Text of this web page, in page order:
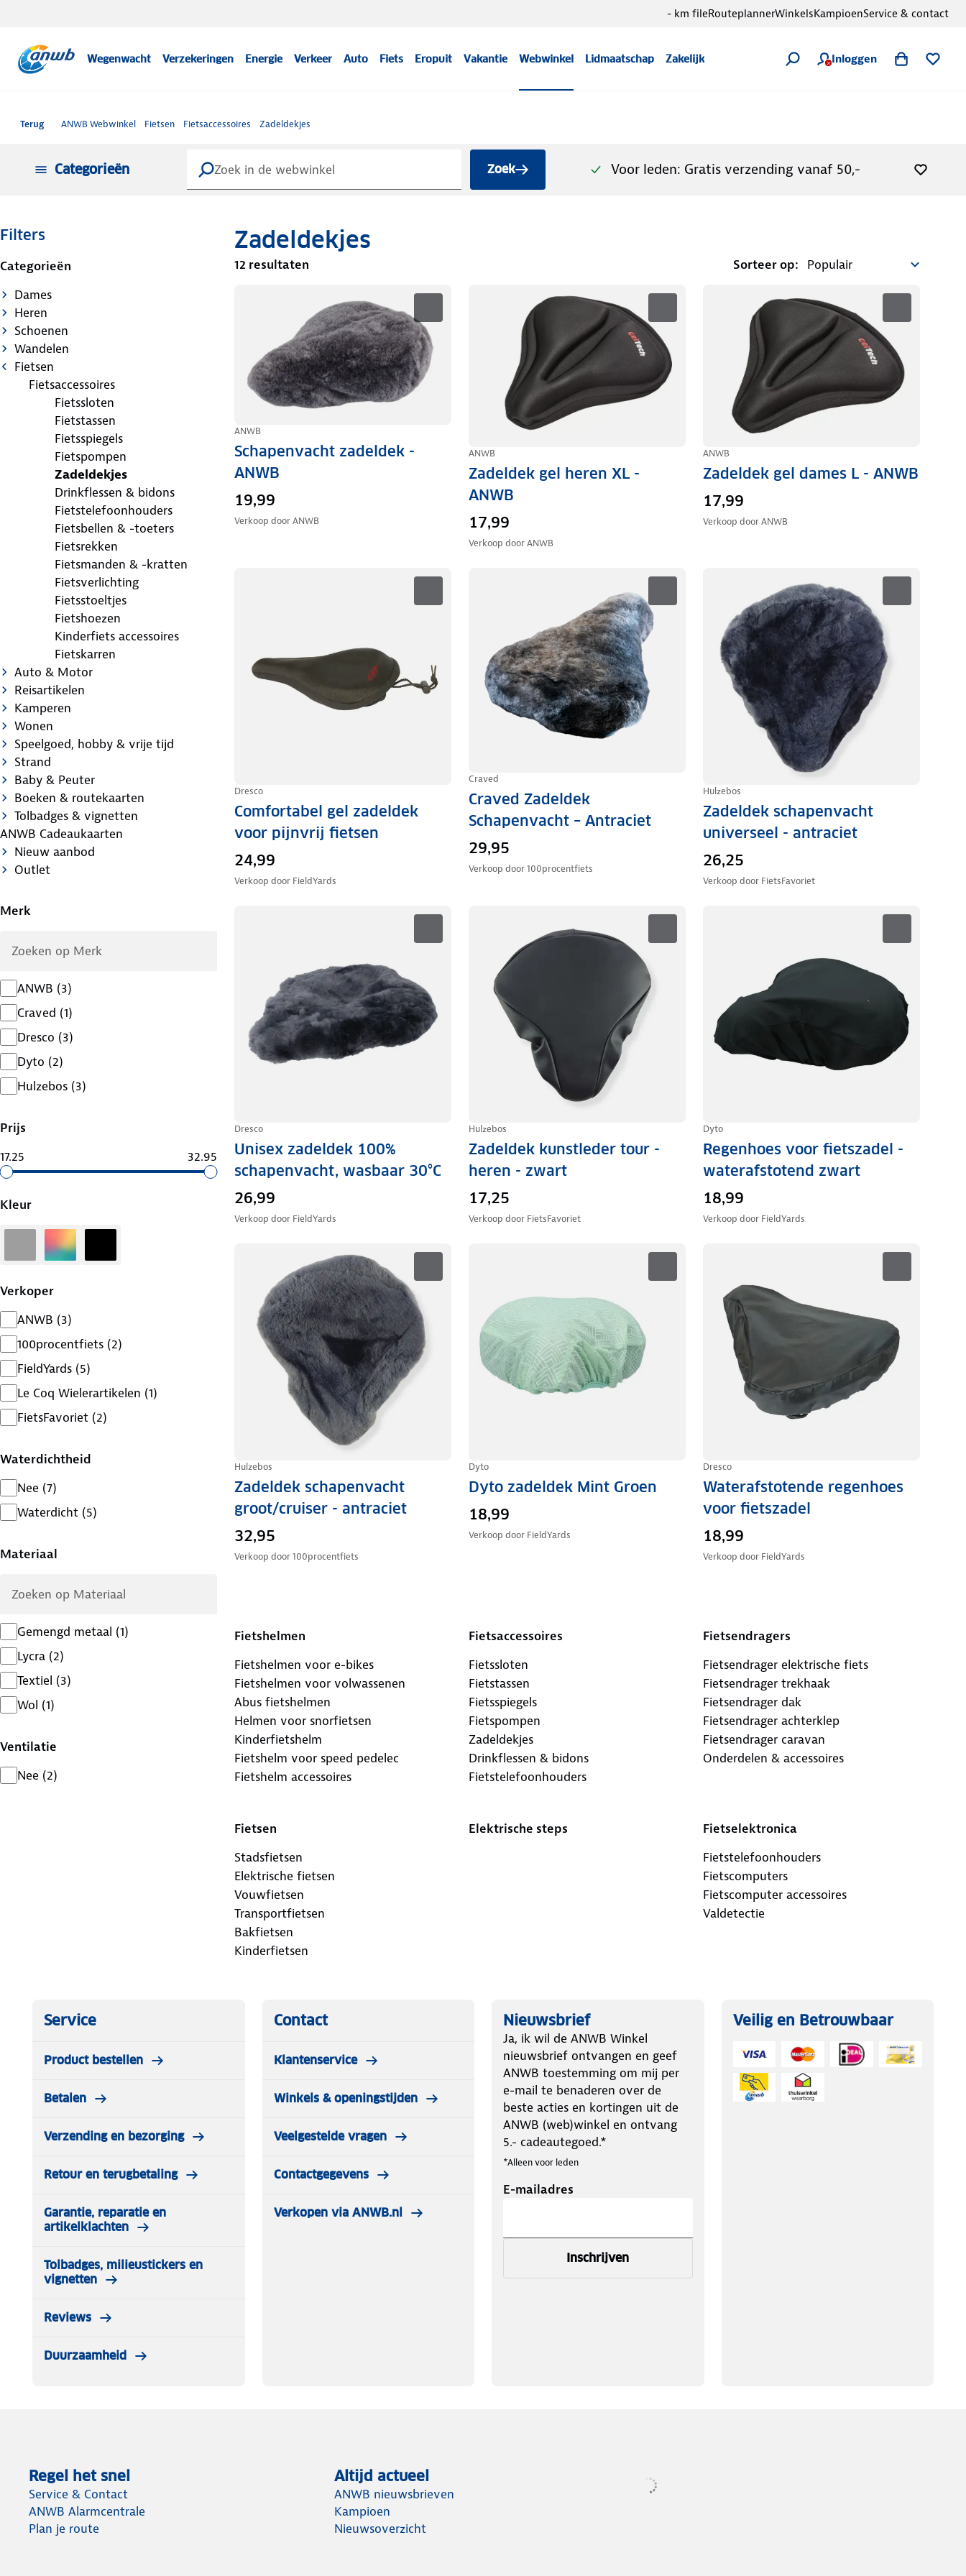
Wegenwacht Verzekeringen Energie Verkeer Auto Fiets Eropuit Vakantie Webwinkel Lidmaatschap Zakelijk Inloggen
- km fileRouteplannerWinkelsKampioenService & contact
Terug ANWB Webwinkel Fietsen Fietsaccessoires Zadeldekjes
Categorieën Zoek Voor leden: Gratis verzending vanaf 50,-
Filters
Categorieën
Dames
Heren
Schoenen
Wandelen
Fietsen
Fietsaccessoires
Fietssloten
Fietstassen
Fietsspiegels
Fietspompen
Zadeldekjes
Drinkflessen & bidons
Fietstelefoonhouders
Fietsbellen & -toeters
Fietsrekken
Fietsmanden & -kratten
Fietsverlichting
Fietsstoeltjes
Fietshoezen
Kinderfiets accessoires
Fietskarren
Auto & Motor
Reisartikelen
Kamperen
Wonen
Speelgoed, hobby & vrije tijd
Strand
Baby & Peuter
Boeken & routekaarten
Tolbadges & vignetten
ANWB Cadeaukaarten
Nieuw aanbod
Outlet
Merk
ANWB (3)
Craved (1)
Dresco (3)
Dyto (2)
Hulzebos (3)
Prijs
17.25
32.95
Kleur
Diversen
Verkoper
ANWB (3)
100procentfiets (2)
FieldYards (5)
Le Coq Wielerartikelen (1)
FietsFavoriet (2)
Waterdichtheid
Nee (7)
Waterdicht (5)
Materiaal
Gemengd metaal (1)
Lycra (2)
Textiel (3)
Wol (1)
Ventilatie
Nee (2)
Zadeldekjes
12 resultaten Sorteer op:
ANWB
Schapenvacht zadeldek -
ANWB
19,99
Verkoop doorANWB
ANWB
Zadeldek gel heren XL -
ANWB
17,99
Verkoop doorANWB
ANWB
Zadeldek gel dames L - ANWB
17,99
Verkoop doorANWB
Dresco
Comfortabel gel zadeldek
voor pijnvrij fietsen
24,99
Verkoop door FieldYards
Craved
Craved Zadeldek
Schapenvacht – Antraciet
29,95
Verkoop door100procentfiets
Hulzebos
Zadeldek schapenvacht
universeel - antraciet
26,25
Verkoop door FietsFavoriet
Dresco
Unisex zadeldek 100%
schapenvacht, wasbaar 30°C
26,99
Verkoop door FieldYards
Hulzebos
Zadeldek kunstleder tour -
heren - zwart
17,25
Verkoop door FietsFavoriet
Dyto
Regenhoes voor fietszadel -
waterafstotend zwart
18,99
Verkoop door FieldYards
Hulzebos
Zadeldek schapenvacht
groot/cruiser - antraciet
32,95
Verkoop door100procentfiets
Dyto
Dyto zadeldek Mint Groen
18,99
Verkoop door FieldYards
Dresco
Waterafstotende regenhoes
voor fietszadel
18,99
Verkoop door FieldYards
Fietshelmen
Fietshelmen voor e-bikes
Fietshelmen voor volwassenen
Abus fietshelmen
Helmen voor snorfietsen
Kinderfietshelm
Fietshelm voor speed pedelec
Fietshelm accessoires
Fietsaccessoires
Fietssloten
Fietstassen
Fietsspiegels
Fietspompen
Zadeldekjes
Drinkflessen & bidons
Fietstelefoonhouders
Fietsendragers
Fietsendrager elektrische fiets
Fietsendrager trekhaak
Fietsendrager dak
Fietsendrager achterklep
Fietsendrager caravan
Onderdelen & accessoires
Fietsen
Stadsfietsen
Elektrische fietsen
Vouwfietsen
Transportfietsen
Bakfietsen
Kinderfietsen
Elektrische steps
Fietselektronica
Fietstelefoonhouders
Fietscomputers
Fietscomputer accessoires
Valdetectie
Service
Product bestellen
Betalen
Verzending en bezorging
Retour en terugbetaling
Garantie, reparatie en
artikelklachten
Tolbadges, milieustickers en
vignetten
Reviews
Duurzaamheid
Contact
Klantenservice
Winkels & openingstijden
Veelgestelde vragen
Contactgegevens
Verkopen via ANWB.nl
Nieuwsbrief
Ja, ik wil de ANWB Winkel
nieuwsbrief ontvangen en geef
ANWB toestemming om mij per
e-mail te benaderen over de
beste acties en kortingen uit de
ANWB (web)winkel en ontvang
5.- cadeautegoed.*
*Alleen voor leden
E-mailadres
Inschrijven
Veilig en Betrouwbaar
Regel het snel
Service & Contact
ANWB Alarmcentrale
Plan je route
Altijd actueel
ANWB nieuwsbrieven
Kampioen
Nieuwsoverzicht